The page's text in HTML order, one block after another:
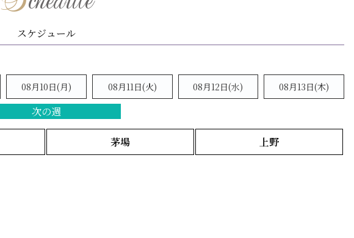
08月10日(月) 08月11日(火) 08月12日(水) 08月13日(木)
次の週
茅場 上野